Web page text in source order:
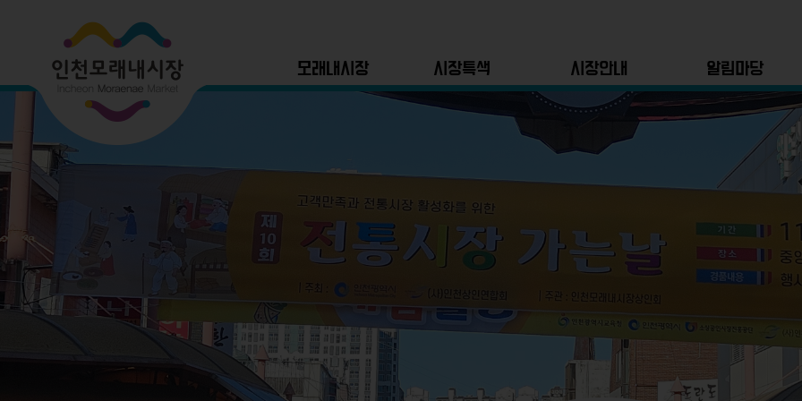
모래내시장 시장특색 시장안내 알림마당